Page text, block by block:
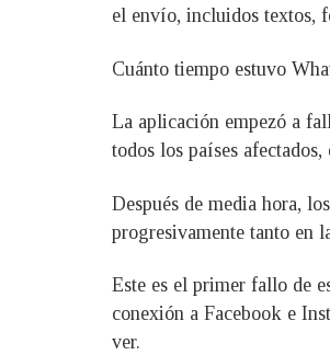
el envío, incluidos textos,
Cuánto tiempo estuvo
La aplicación empezó a
todos los países
Después de media hora,
progresivamente tanto en
Este es el primer fallo de
conexión a Facebook e
ver.